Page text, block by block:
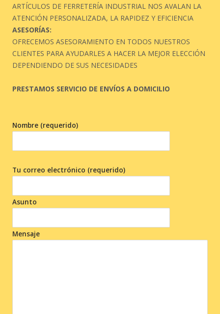
ARTÍCULOS DE FERRETERÍA INDUSTRIAL NOS AVALAN LA
ATENCIÓN PERSONALIZADA, LA RAPIDEZ Y EFICIENCIA
ASESORÍAS:
OFRECEMOS ASESORAMIENTO EN TODOS NUESTROS
CLIENTES PARA AYUDARLES A HACER LA MEJOR ELECCIÓN
DEPENDIENDO DE SUS NECESIDADES
PRESTAMOS SERVICIO DE ENVÍOS A DOMICILIO
Nombre (requerido)
Tu correo electrónico (requerido)
Asunto
Mensaje